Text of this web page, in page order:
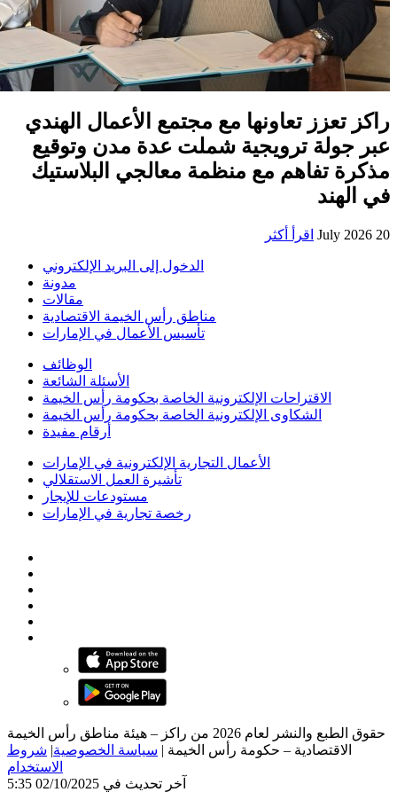
راكز تعزز تعاونها مع مجتمع الأعمال الهندي
عبر جولة ترويجية شملت عدة مدن وتوقيع
مذكرة تفاهم مع منظمة معالجي البلاستيك
في الهند
20 July 2026 اقرأ أكثر
الدخول إلى البريد الإلكتروني
مدونة
مقالات
مناطق رأس الخيمة الاقتصادية
تأسيس الأعمال في الإمارات
الوظائف
الأسئلة الشائعة
الاقتراحات الإلكترونية الخاصة بحكومة رأس الخيمة
الشكاوى الإلكترونية الخاصة بحكومة رأس الخيمة
أرقام مفيدة
الأعمال التجارية الإلكترونية في الإمارات
تأشيرة العمل الاستقلالي
مستودعات للإيجار
رخصة تجارية في الإمارات
حقوق الطبع والنشر لعام 2026 من راكز – هيئة مناطق رأس الخيمة
الاقتصادية – حكومة رأس الخيمة | سياسة الخصوصية| شروط
الاستخدام
آخر تحديث في 02/10/2025 5:35